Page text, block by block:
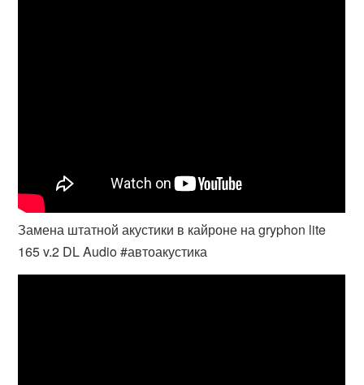
Замена штатной акустики в кайроне на gryphon lite
165 v.2 DL Audio #автоакустика